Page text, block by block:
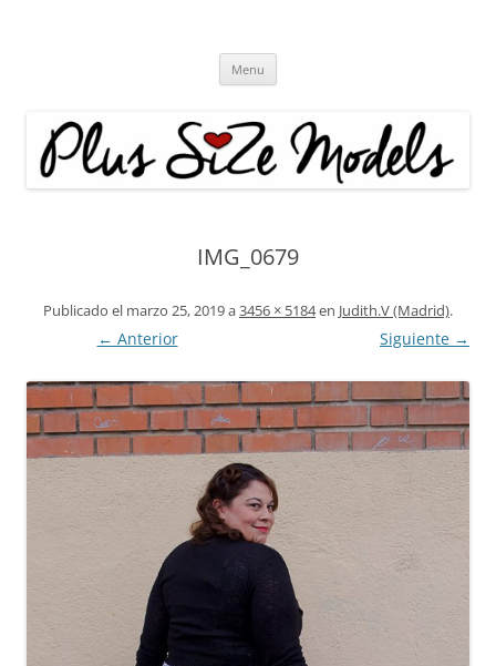
Plus Size Models
Menu
IMG_0679
Publicado el marzo 25, 2019a3456 × 5184en Judith.V (Madrid).
← Anterior Siguiente →